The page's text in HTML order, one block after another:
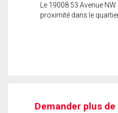
Le 19008 53 Avenue
proximité dans le
Demander plus